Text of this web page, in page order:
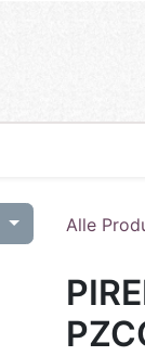
Alle